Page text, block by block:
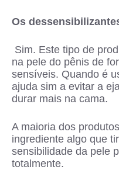
Os
Sim. Este tipo de
na pele do pênis de
sensíveis. Quando é
ajuda sim a evitar a
durar mais na cama.
A maioria dos
ingrediente algo que
sensibilidade da pele
totalmente.